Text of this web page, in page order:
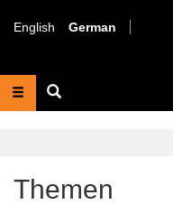
zum
Suche
English German
Themen